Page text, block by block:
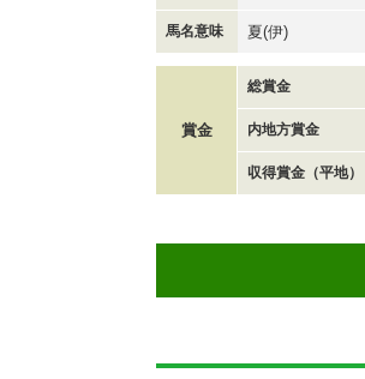
馬名意味 夏(伊)
賞金
総賞金
内地方賞金
収得賞金（平地）